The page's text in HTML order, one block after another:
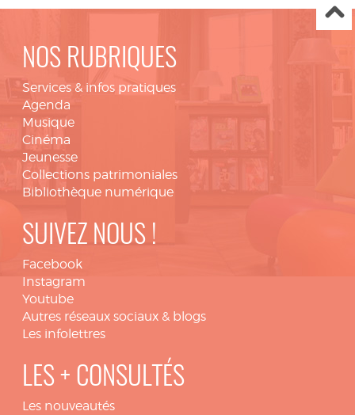
NOS RUBRIQUES
Services & infos pratiques
Agenda
Musique
Cinéma
Jeunesse
Collections patrimoniales
Bibliothèque numérique
SUIVEZ NOUS !
Facebook
Instagram
Youtube
Autres réseaux sociaux & blogs
Les infolettres
LES + CONSULTÉS
Les nouveautés